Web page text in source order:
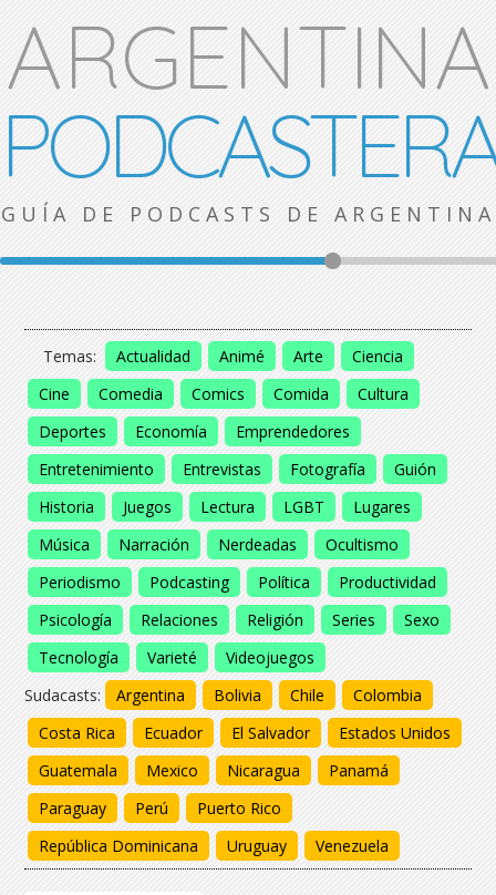
ARGENTINA
GUÍA DE PODCASTS DE ARGENTINA
Temas: Actualidad Animé Arte
Ciencia
Cine
Comedia Comics Comida
Cultura
Deportes
Economía
Emprendedores
Entretenimiento
Entrevistas Fotografía
Guión
Historia
Juegos Lectura LGBT
Lugares
Música
Narración Nerdeadas
Ocultismo
Periodismo
Podcasting Política
Productividad
Psicología
Relaciones Religión Series
Sexo
Tecnología
Varieté
Videojuegos
Sudacasts:
Argentina Bolivia Chile
Colombia
Costa Rica
Ecuador El Salvador
Estados Unidos
Guatemala
Mexico Nicaragua
Panamá
Paraguay
Perú
Puerto Rico
República Dominicana
Uruguay Venezuela